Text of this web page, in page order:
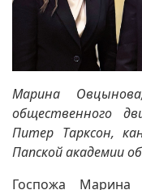
Марина
общественного
Питер Тарксон,
Папской академии
Госпожа Марина